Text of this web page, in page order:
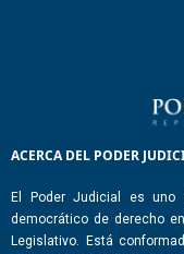
ACERCA DEL PODER
El Poder Judicial es
democrático de derecho
Legislativo. Está